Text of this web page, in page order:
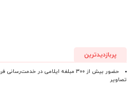
پربازدیدترین
حضور بیش از ۳۰۰ مبلغه ایلامی در
تصاویر